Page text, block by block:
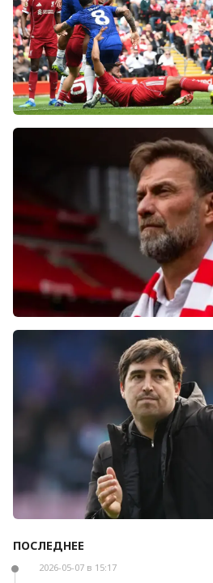
Фанаты «Ливерпуля»
неспособностью команды
Болельщики «Ливерпуля»
после ничьей с «Челси»
Андони Ираола может
ПОСЛЕДНЕЕ
2026-05-07 в 15:17